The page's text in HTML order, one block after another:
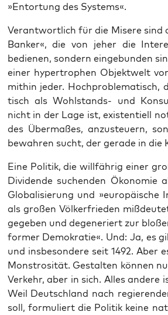
»Ent­ortung des Systems«.
Ver­ant­wort­lich für die Mise­re sind
Ban­ker«, die von jeher die
bedie­nen, son­dern ein­ge­bun­den
einer hyper­tro­phen Objekt­welt
mit­hin jeder. Hoch­pro­ble­ma­tisch,
tisch als Wohl­stands- und
nicht in der Lage ist, exis­ten­ti­ell
des Über­ma­ßes, anzu­steu­ern,
bewah­ren sucht, der gera­de in
Eine Poli­tik, die will­fäh­rig einer
Divi­den­de suchen­den
Glo­ba­li­sie­rung und »euro­päi­sche
als gro­ßen Völ­ker­frie­den
ge­ge­ben und dege­ne­riert zur
for­mer Demo­kra­tie«. Und: Ja, es
und ins­be­son­de­re seit 1492. Aber
Mons­tro­si­tät. Gestal­ten kön­nen
Ver­kehr, aber in sich. Alles ande­re
Weil Deutsch­land nach
soll, for­mu­liert die Poli­tik kei­ne